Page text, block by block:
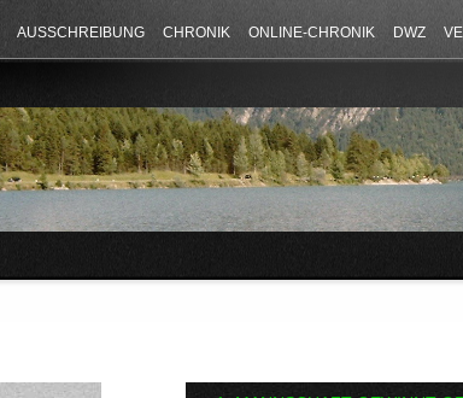
AUSSCHREIBUNG CHRONIK ONLINE-CHRONIK DWZ